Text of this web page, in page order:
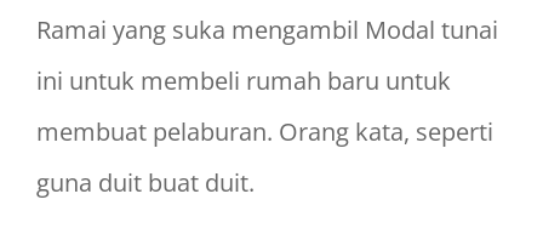
Ramai yang suka mengambil Modal tunai
ini untuk membeli rumah baru untuk
membuat pelaburan. Orang kata, seperti
guna duit buat duit.